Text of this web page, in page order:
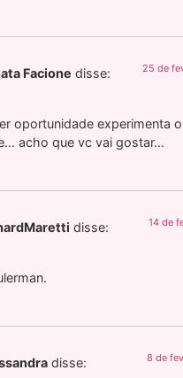
Facione disse: 25 de
oportunidade experimenta
acho que vc vai gostar…
disse: 14 de
disse: 8 de